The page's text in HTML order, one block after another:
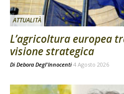
ATTUALITÀ
L’agricoltura europea
visione strategica
Di Debora Degl'Innocenti 4 Agosto 2026